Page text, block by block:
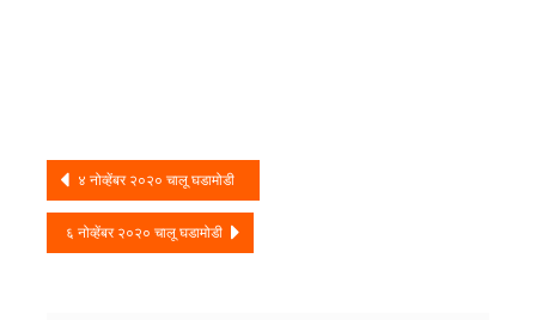
Post
navigation
४ नोव्हेंबर २०२० चालू घडामोडी
६ नोव्हेंबर २०२० चालू घडामोडी